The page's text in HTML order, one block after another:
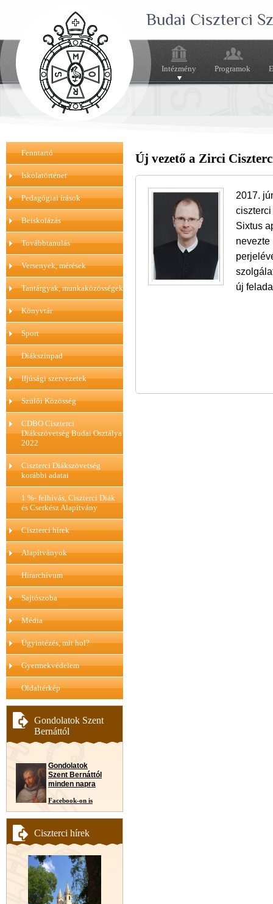
Budai Ciszterci
Intézmény Programok
Fenntartó
Iskolatörténet
Pedagógiai írások
Beiskolázás
Továbbtanulás
Versenyek, mérések
Tantárgyak, munkaközösségek
Könyvtár
Sport
Diákszínpad
Ifjúsági szervezetek
Szülői Közösség
CDBO Ciszterci
Diákszövetség Budai Osztálya
2022
Ciszterci Diákszövetség
korábbi adatai
1 %- felhívás, Ciszterci Diák
és Cserkész Alapítvány
Ciszterci hírek
Alapítványok
Hírarchívum
Sajtószoba
Média
Ügyintézés, mit hol?
Gyermekvédelem
Oldaltérkép
Gondolatok Szent
Bernáttól
Gondolatok
Szent Bernáttól
minden napra
Facebook-on is
Ciszterci hírek
Új vezető a Zirci
2017.
Sixtus
nevezte
új